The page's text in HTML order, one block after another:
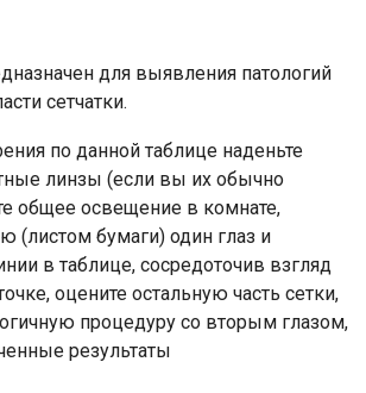
для выявления патологий
сетчатки.
по данной таблице наденьте
линзы (если вы их обычно
общее освещение в комнате,
(листом бумаги) один глаз и
в таблице, сосредоточив взгляд
оцените остальную часть сетки,
процедуру со вторым глазом,
результаты